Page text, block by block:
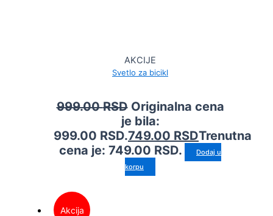
AKCIJE
Svetlo za bicikl
999.00RSD Originalna cena
je bila:
999.00 RSD.749.00 RSDTrenutna
cena je: 749.00 RSD.
Dodaj u
korpu
Akcija